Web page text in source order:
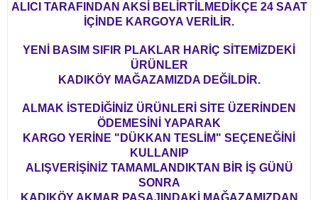
ALICI TARAFINDAN AKSİ BELİRTİLMEDİKÇE 24 SAAT
İÇİNDE KARGOYA VERİLİR.
YENİ BASIM SIFIR PLAKLAR HARİÇ SİTEMİZDEKİ
ÜRÜNLER
KADIKÖY MAĞAZAMIZDA DEĞİLDİR.
ALMAK İSTEDİĞİNİZ ÜRÜNLERİ SİTE ÜZERİNDEN
ÖDEMESİNİ YAPARAK
KARGO YERİNE "DÜKKAN TESLİM" SEÇENEĞİNİ
KULLANIP
ALIŞVERİŞİNİZ TAMAMLANDIKTAN BİR İŞ GÜNÜ
SONRA
KADIKÖY AKMAR PASAJINDAKİ MAĞAZAMIZDAN